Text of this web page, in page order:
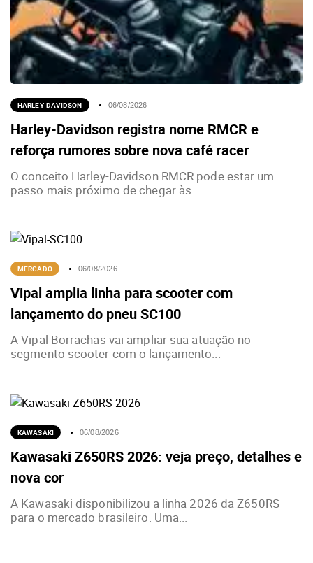
HARLEY-DAVIDSON 06/08/2026
Harley-Davidson registra nome RMCR e
reforça rumores sobre nova café racer
O conceito Harley-Davidson RMCR pode estar um
passo mais próximo de chegar às...
MERCADO 06/08/2026
Vipal amplia linha para scooter com
lançamento do pneu SC100
A Vipal Borrachas vai ampliar sua atuação no
segmento scooter com o lançamento...
KAWASAKI 06/08/2026
Kawasaki Z650RS 2026: veja preço, detalhes e
nova cor
A Kawasaki disponibilizou a linha 2026 da Z650RS
para o mercado brasileiro. Uma...